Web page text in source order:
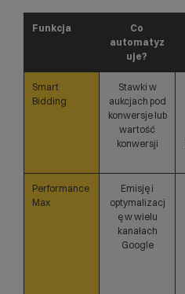
Funkcja
Co
automatyz
uje?
Smart
Bidding
Stawki w
aukcjach pod
konwersje lub
wartość
konwersji
Performance
Max
Emisję i
optymalizacj
ę w wielu
kanałach
Google